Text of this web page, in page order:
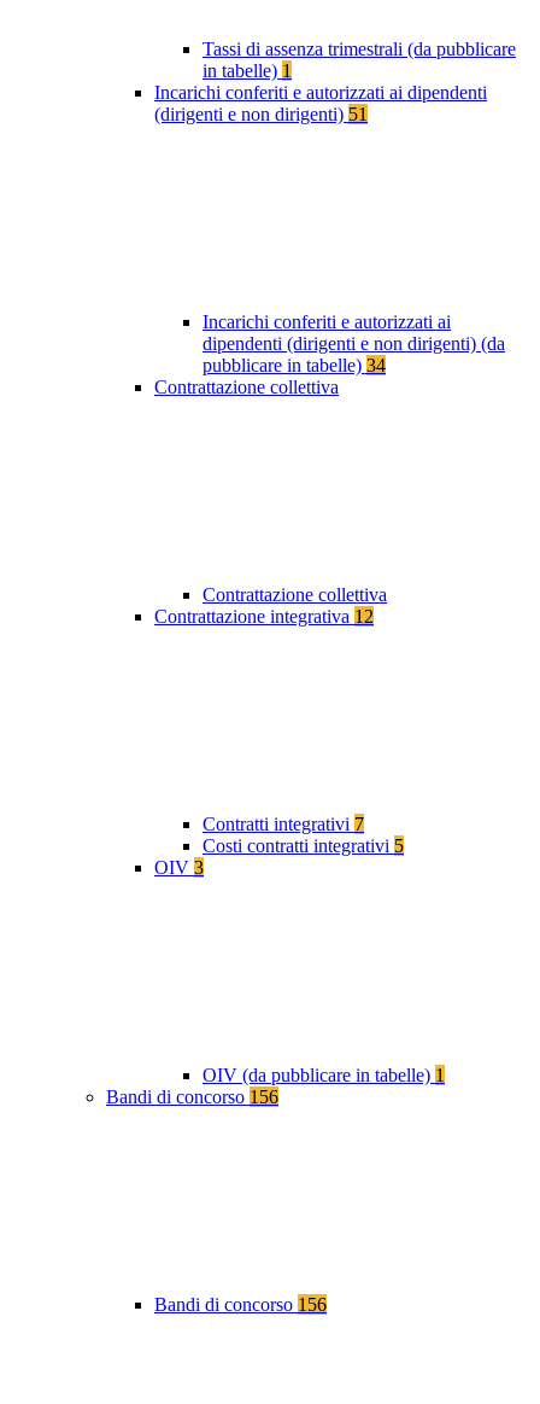
Tassi di assenza trimestrali (da pubblicare
in tabelle) 1
Incarichi conferiti e autorizzati ai dipendenti
(dirigenti e non dirigenti) 51
Incarichi conferiti e autorizzati ai
dipendenti (dirigenti e non dirigenti) (da
pubblicare in tabelle) 34
Contrattazione collettiva
Contrattazione collettiva
Contrattazione integrativa 12
Contratti integrativi 7
Costi contratti integrativi 5
OIV 3
OIV (da pubblicare in tabelle) 1
Bandi di concorso 156
Bandi di concorso 156